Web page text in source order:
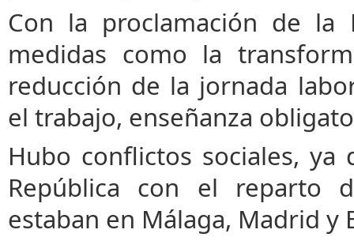
Con la proclamación de la
medidas como la
reducción de la jornada
el trabajo, enseñanza
Hubo conflictos sociales,
República con el reparto
estaban en Málaga, Madrid y